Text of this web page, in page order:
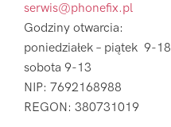
serwis@phonefix.pl
Godziny otwarcia:
poniedziałek – piątek 9-18
sobota 9-13
NIP: 7692168988
REGON: 380731019